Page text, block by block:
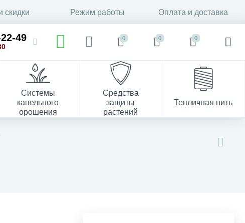
скидки Режим работы Оплата и доставка
49 0 0 0
Системы
капельного
орошения
Средства
защиты
растений
Тепличная нить